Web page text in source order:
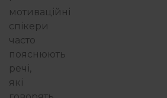
мотиваційні
спікери
часто
пояснюють
речі,
які